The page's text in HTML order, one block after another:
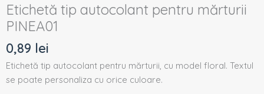
Etichetă tip autocolant pentru mărturii
PINEA01
0,89 lei
Etichetă tip autocolant pentru mărturii, cu model floral. Textul
se poate personaliza cu orice culoare.